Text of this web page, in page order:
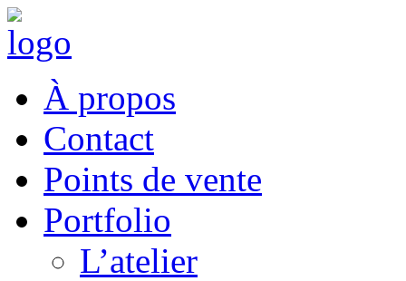
À propos
Contact
Points de vente
Portfolio
L’atelier